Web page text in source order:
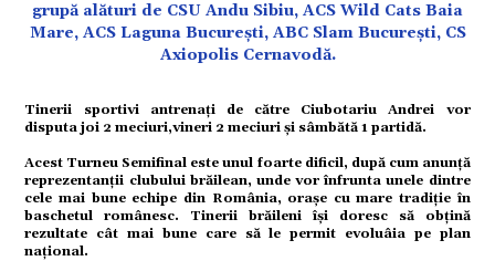
grupă alături de CSU Andu Sibiu, ACS Wild Cats Baia
Mare, ACS Laguna București, ABC Slam București, CS
Axiopolis Cernavodă.
Tinerii sportivi antrenați de către Ciubotariu Andrei vor
disputa joi 2 meciuri,vineri 2 meciuri și sâmbătă 1 partidă.
Acest Turneu Semifinal este unul foarte dificil, după cum anunță
reprezentanții clubului brăilean, unde vor înfrunta unele dintre
cele mai bune echipe din România, orașe cu mare tradiție în
baschetul românesc. Tinerii brăileni își doresc să obțină
rezultate cât mai bune care să le permit evoluâia pe plan
național.